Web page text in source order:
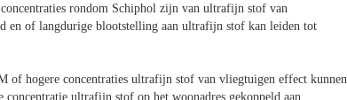
rondom Schiphol zijn van ultrafijn stof van
en of langdurige blootstelling aan ultrafijn stof kan leiden tot
of hogere concentraties ultrafijn stof van vliegtuigen effect kunnen
ultrafijn stof op het woonadres gekoppeld aan